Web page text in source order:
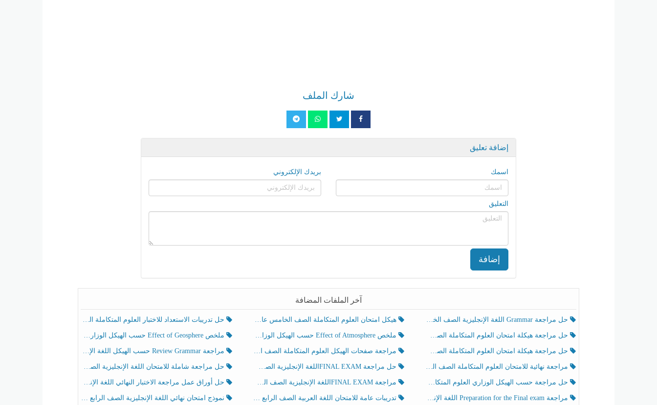
شارك الملف
إضافة تعليق
اسمك بريدك الإلكتروني
التعليق
إضافة
آخر الملفات المضافة
حل مراجعة Grammar اللغة الإنجليزية الصف الخامس الفصل الثالث هيكل امتحان العلوم المتكاملة الصف الخامس عام الفصل الدراسي الثالث 2025-2026 حل تدريبات الاستعداد للاختبار العلوم المتكاملة الصف الخامس عام الفصل الثالث
حل مراجعة هيكلة امتحان العلوم المتكاملة الصف الخامس انسبير الفصل الثالث ملخص Effect of Atmosphere حسب الهيكل الوزاري العلوم المتكاملة الصف الخامس انسبير الفصل الثالث ملخص Effect of Geosphere حسب الهيكل الوزاري العلوم المتكاملة الصف الخامس انسبير الفصل الثالث
حل مراجعة هيكلة امتحان العلوم المتكاملة الصف الخامس عام الفصل الثالث مراجعة صفحات الهيكل العلوم المتكاملة الصف الخامس انسبير الفصل الثالث مراجعة Review Grammar حسب الهيكل اللغة الإنجليزية الصف الخامس الفصل الثالث
مراجعة نهائية للامتحان العلوم المتكاملة الصف الخامس انسبير الفصل الثالث حل مراجعة FINAL EXAMاللغة الإنجليزية الصف الخامس الفصل الثالث حل مراجعة شاملة للامتحان اللغة الإنجليزية الصف الخامس الفصل الثالث
حل مراجعة حسب الهيكل الوزاري العلوم المتكاملة الصف الخامس عام الفصل الثالث مراجعة FINAL EXAMاللغة الإنجليزية الصف الخامس الفصل الثالث حل أوراق عمل مراجعة الاختبار النهائي اللغة الإنجليزية الصف الرابع الفصل الثالث
مراجعة Preparation for the Final exam اللغة الإنجليزية الصف الرابع الفصل الثالث تدريبات عامة للامتحان اللغة العربية الصف الرابع الفصل الثالث نموذج امتحان نهائي اللغة الإنجليزية الصف الرابع الفصل الثالث